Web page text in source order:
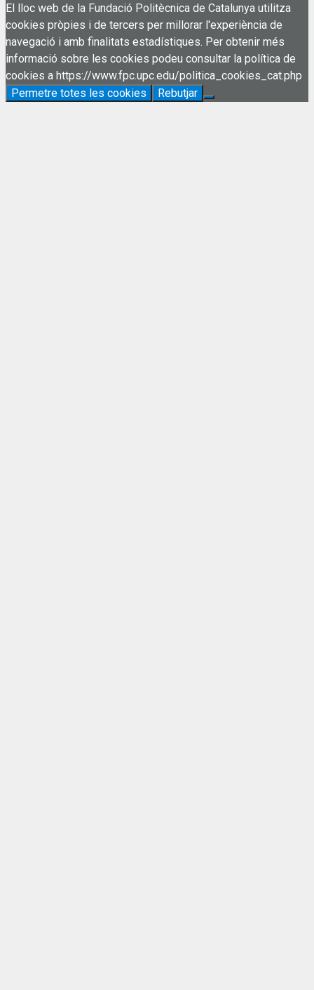
El lloc web de la Fundació Politècnica de Catalunya utilitza
cookies pròpies i de tercers per millorar l'experiència de
navegació i amb finalitats estadístiques. Per obtenir més
informació sobre les cookies podeu consultar la política de
cookies a https://www.fpc.upc.edu/politica_cookies_cat.php
Permetre totes les cookies
Rebutjar